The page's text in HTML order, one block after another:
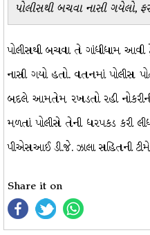
પોલીસથી બચવા નાસી ગયેલો,
પોલીસથી બચવા તે ગાંધીધામ
નાસી ગયો હતો. વતનમાં પોલીસ
બદલે આમતેમ રખડતો રહી
મળતાં પોલીસે તેની ધરપકડ કરી
પીએસઆઈ ડી.જે. ઝાલા સહિતની ટીમે
Share it on